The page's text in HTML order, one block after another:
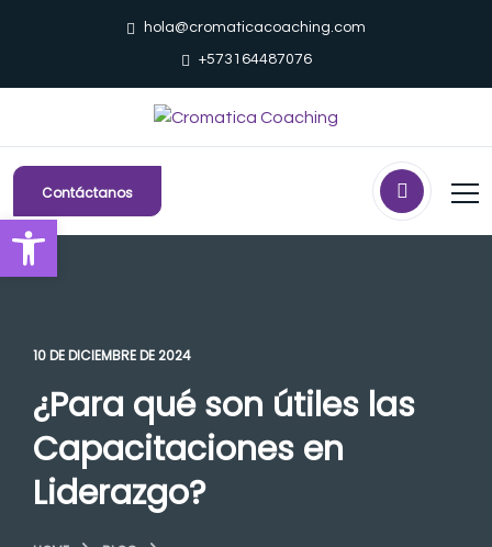
hola@cromaticacoaching.com
+573164487076
Contáctanos
10 DE DICIEMBRE DE 2024
¿Para qué son útiles las
Capacitaciones en
Liderazgo?
Abrir barra de herramientas